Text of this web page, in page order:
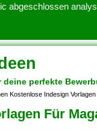
perfekte
Kostenlose Indesign
Für